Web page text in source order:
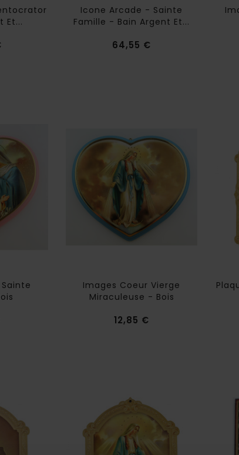
Et...
Icone Arcade - Sainte
Famille - Bain Argent Et...
64,55 €
Images Coeur Vierge
Miraculeuse - Bois
12,85 €